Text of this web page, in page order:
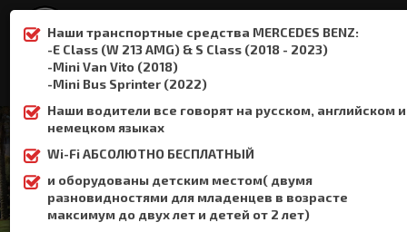
Наши транспортные средства MERCEDES BENZ:
-E Class (W 213 AMG) & S Class (2018 - 2023)
-Mini Van Vito (2018)
-Mini Bus Sprinter (2022)
Наши водители все говорят на русском, английском и
немецком языках
Wi-Fi АБСОЛЮТНО БЕСПЛАТНЫЙ
и оборудованы детским местом( двумя
разновидностями для младенцев в возрасте
максимум до двух лет и детей от 2 лет)
+306932337015
ЧАВО